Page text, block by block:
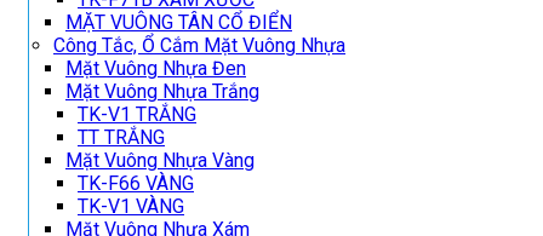
MẶT VUÔNG TÂN CỔ ĐIỂN
Công Tắc, Ổ Cắm Mặt Vuông Nhựa
Mặt Vuông Nhựa Đen
Mặt Vuông Nhựa Trắng
TK-V1 TRẮNG
TT TRẮNG
Mặt Vuông Nhựa Vàng
TK-F66 VÀNG
TK-V1 VÀNG
Mặt Vuông Nhựa Xám